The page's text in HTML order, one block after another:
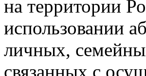
на территории
использовании
личных,
связанных с